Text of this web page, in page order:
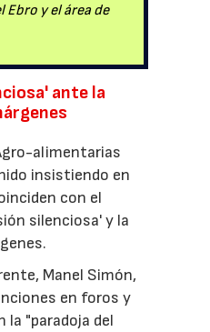
Ebro y el área de
ante la
alimentarias
insistiendo en
con el
silenciosa' y la
Manel Simón,
en foros y
la "paradoja del